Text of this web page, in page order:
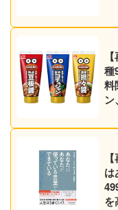
種
料
ン
は
を